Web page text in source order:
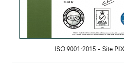
ISO 9001:2015 - Site